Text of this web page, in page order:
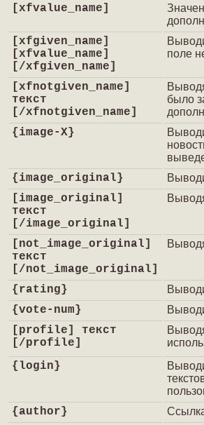
[xfvalue_name]
[xfgiven_name]
[xfvalue_name]
[/xfgiven_name]
поле
[xfnotgiven_name]
текст
[/xfnotgiven_name]
было
{image-X}
{image_original}
[image_original]
текст
[/image_original]
[not_image_original]
текст
[/not_image_original]
{rating}
{vote-num}
[profile] текст
[/profile]
{login}
{author}